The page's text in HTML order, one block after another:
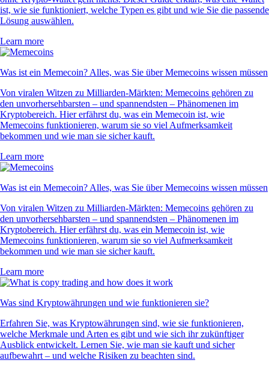
ist, wie sie funktioniert, welche Typen es gibt und wie Sie die passende
Lösung auswählen.
Learn more
Was ist ein Memecoin? Alles, was Sie über Memecoins wissen müssen
Von viralen Witzen zu Milliarden-Märkten: Memecoins gehören zu
den unvorhersehbarsten – und spannendsten – Phänomenen im
Kryptobereich. Hier erfährst du, was ein Memecoin ist, wie
Memecoins funktionieren, warum sie so viel Aufmerksamkeit
bekommen und wie man sie sicher kauft.
Learn more
Was ist ein Memecoin? Alles, was Sie über Memecoins wissen müssen
Von viralen Witzen zu Milliarden-Märkten: Memecoins gehören zu
den unvorhersehbarsten – und spannendsten – Phänomenen im
Kryptobereich. Hier erfährst du, was ein Memecoin ist, wie
Memecoins funktionieren, warum sie so viel Aufmerksamkeit
bekommen und wie man sie sicher kauft.
Learn more
Was sind Kryptowährungen und wie funktionieren sie?
Erfahren Sie, was Kryptowährungen sind, wie sie funktionieren,
welche Merkmale und Arten es gibt und wie sich ihr zukünftiger
Ausblick entwickelt. Lernen Sie, wie man sie kauft und sicher
aufbewahrt – und welche Risiken zu beachten sind.